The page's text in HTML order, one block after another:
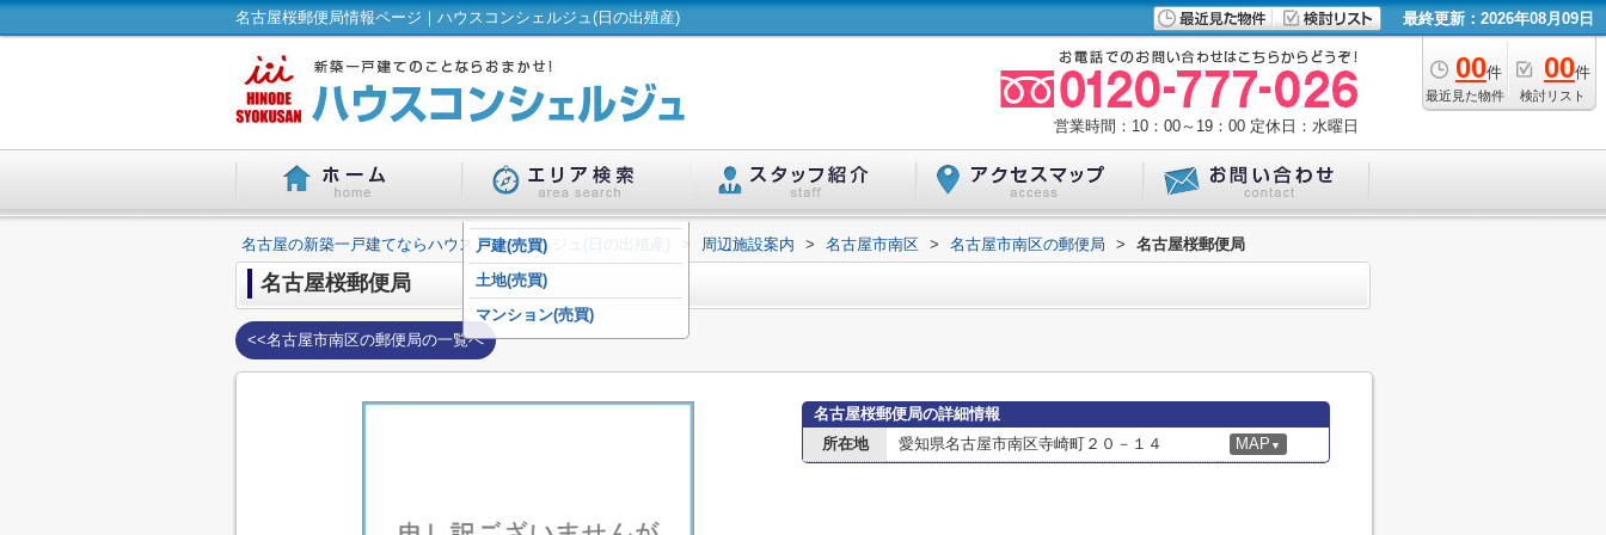
名古屋桜郵便局情報ページ｜ハウスコンシェルジュ(日の出殖産) 最終更新：2026年08月09日
00件
最近見た物件
00件
検討リスト
営業時間：10：00～19：00 定休日：水曜日
戸建(売買)
土地(売買)
マンション(売買)
名古屋の新築一戸建てならハウスコンシェルジュ(日の出殖産) 周辺施設案内 > 名古屋市南区 > 名古屋市南区の郵便局 > 名古屋桜郵便局
名古屋桜郵便局
<<名古屋市南区の郵便局の一覧へ
名古屋桜郵便局の詳細情報
所在地
愛知県名古屋市南区寺崎町２０－１４ MAP ▼